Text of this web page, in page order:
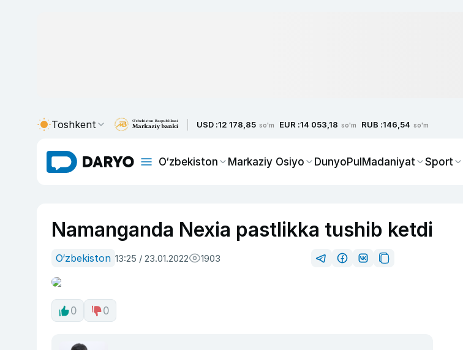
Toshkent USD :12 178,85 so'm EUR :14 053,18 so'm RUB :146,54 so'm
O‘zbekiston Markaziy Osiyo DunyoPulMadaniyat Sport
Namanganda Nexia pastlikka tushib ketdi
O‘zbekiston 13:25 / 23.01.2022 1903
0 0